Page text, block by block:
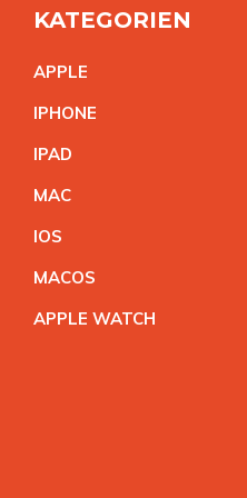
KATEGORIEN
APPLE
IPHONE
IPAD
MAC
IOS
MACOS
APPLE WATCH